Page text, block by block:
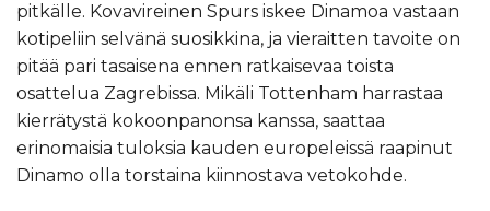
pitkälle. Kovavireinen Spurs iskee Dinamoa vastaan
kotipeliin selvänä suosikkina, ja vieraitten tavoite on
pitää pari tasaisena ennen ratkaisevaa toista
osattelua Zagrebissa. Mikäli Tottenham harrastaa
kierrätystä kokoonpanonsa kanssa, saattaa
erinomaisia tuloksia kauden europeleissä raapinut
Dinamo olla torstaina kiinnostava vetokohde.